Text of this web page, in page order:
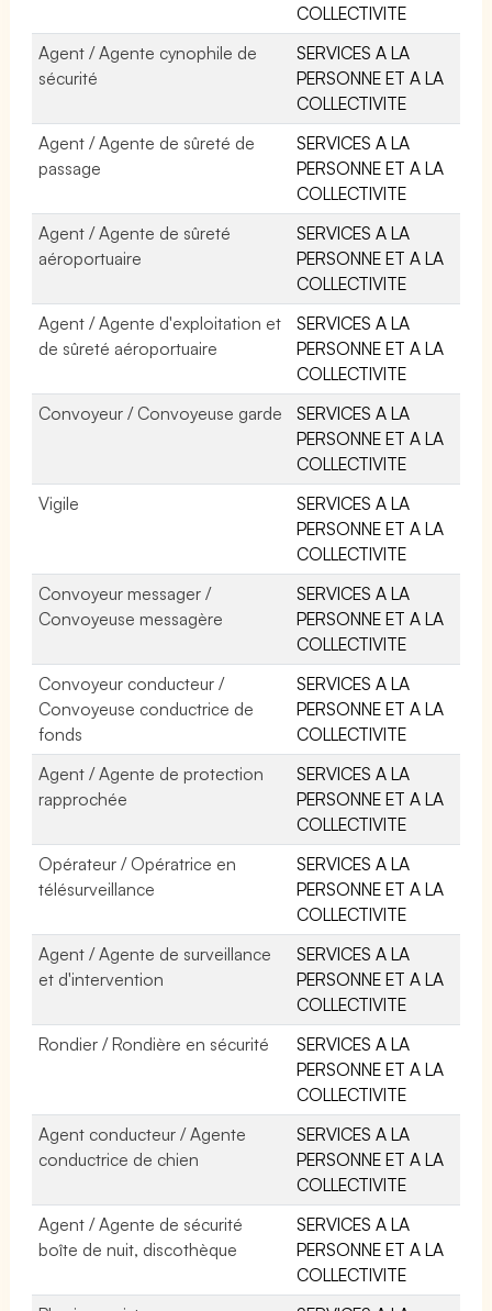
COLLECTIVITE
Agent / Agente cynophile de
sécurité
SERVICES A LA
PERSONNE ET A LA
COLLECTIVITE
Agent / Agente de sûreté de
passage
SERVICES A LA
PERSONNE ET A LA
COLLECTIVITE
Agent / Agente de sûreté
aéroportuaire
SERVICES A LA
PERSONNE ET A LA
COLLECTIVITE
Agent / Agente d'exploitation et
de sûreté aéroportuaire
SERVICES A LA
PERSONNE ET A LA
COLLECTIVITE
Convoyeur / Convoyeuse garde
SERVICES A LA
PERSONNE ET A LA
COLLECTIVITE
Vigile
SERVICES A LA
PERSONNE ET A LA
COLLECTIVITE
Convoyeur messager /
Convoyeuse messagère
SERVICES A LA
PERSONNE ET A LA
COLLECTIVITE
Convoyeur conducteur /
Convoyeuse conductrice de
fonds
SERVICES A LA
PERSONNE ET A LA
COLLECTIVITE
Agent / Agente de protection
rapprochée
SERVICES A LA
PERSONNE ET A LA
COLLECTIVITE
Opérateur / Opératrice en
télésurveillance
SERVICES A LA
PERSONNE ET A LA
COLLECTIVITE
Agent / Agente de surveillance
et d'intervention
SERVICES A LA
PERSONNE ET A LA
COLLECTIVITE
Rondier / Rondière en sécurité
SERVICES A LA
PERSONNE ET A LA
COLLECTIVITE
Agent conducteur / Agente
conductrice de chien
SERVICES A LA
PERSONNE ET A LA
COLLECTIVITE
Agent / Agente de sécurité
boîte de nuit, discothèque
SERVICES A LA
PERSONNE ET A LA
COLLECTIVITE